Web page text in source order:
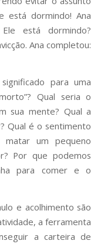
está dormindo! Ana
está dormindo?
Ana completou:
para uma
Qual seria o
sua mente? Qual a
Qual é o sentimento
matar um pequeno
Por que podemos
para comer e o
e acolhimento são
a ferramenta
a carteira de